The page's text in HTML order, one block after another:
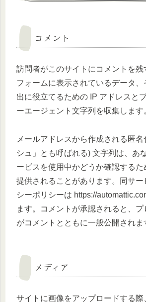
コメント
訪問者がこのサイトにコメントを残
フォームに表示されているデータ、
出に役立てるための IP アドレスと
ーエージェント文字列を収集します
メールアドレスから作成される匿名
シュ」とも呼ばれる) 文字列は、あ
ービスを使用中かどうか確認するた
提供されることがあります。同サ
シーポリシーは https://
ます。コメントが承認されると、
がコメントとともに一般公開されま
メディア
サイトに画像をアップロードする